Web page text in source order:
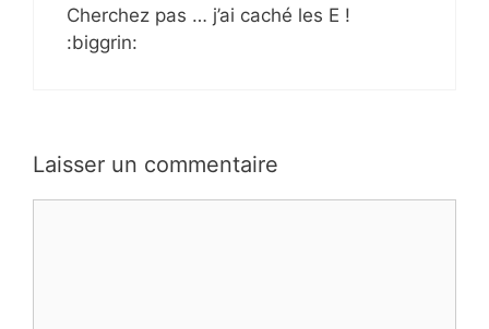
Cherchez pas … j’ai caché les E !
:biggrin:
Laisser un commentaire